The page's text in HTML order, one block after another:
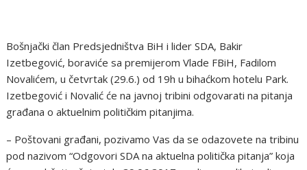
Bošnjački član Predsjedništva BiH i lider SDA, Bakir
Izetbegović, boraviće sa premijerom Vlade FBiH, Fadilom
Novalićem, u četvrtak (29.6.) od 19h u bihaćkom hotelu Park.
Izetbegović i Novalić će na javnoj tribini odgovarati na pitanja
građana o aktuelnim političkim pitanjima.
– Poštovani građani, pozivamo Vas da se odazovete na tribinu
pod nazivom “Odgovori SDA na aktuelna politička pitanja” koja